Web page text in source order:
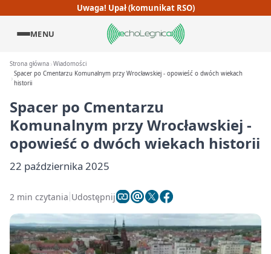
Uwaga! Upał (komunikat RSO)
MENU
Strona główna Wiadomości
Spacer po Cmentarzu Komunalnym przy Wrocławskiej - opowieść o dwóch wiekach
historii
Spacer po Cmentarzu
Komunalnym przy Wrocławskiej -
opowieść o dwóch wiekach historii
22 października 2025
2 min czytania Udostępnij